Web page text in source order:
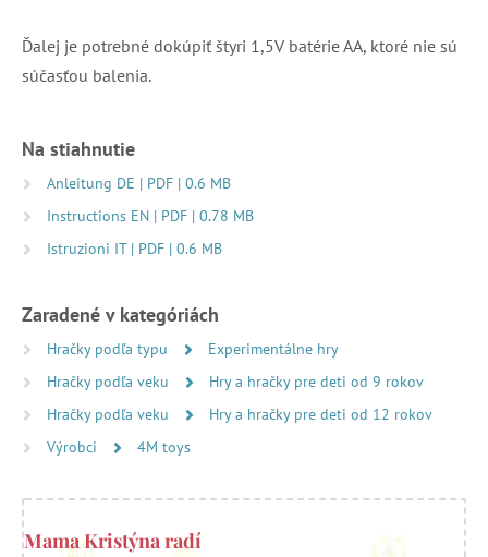
Ďalej je potrebné dokúpiť štyri 1,5V batérie AA, ktoré nie sú
súčasťou balenia.
Na stiahnutie
Anleitung DE | PDF | 0.6 MB
Instructions EN | PDF | 0.78 MB
Istruzioni IT | PDF | 0.6 MB
Zaradené v kategóriách
Hračky podľa typu
Experimentálne hry
Hračky podľa veku
Hry a hračky pre deti od 9 rokov
Hračky podľa veku
Hry a hračky pre deti od 12 rokov
Výrobci
4M toys
Mama Kristýna radí